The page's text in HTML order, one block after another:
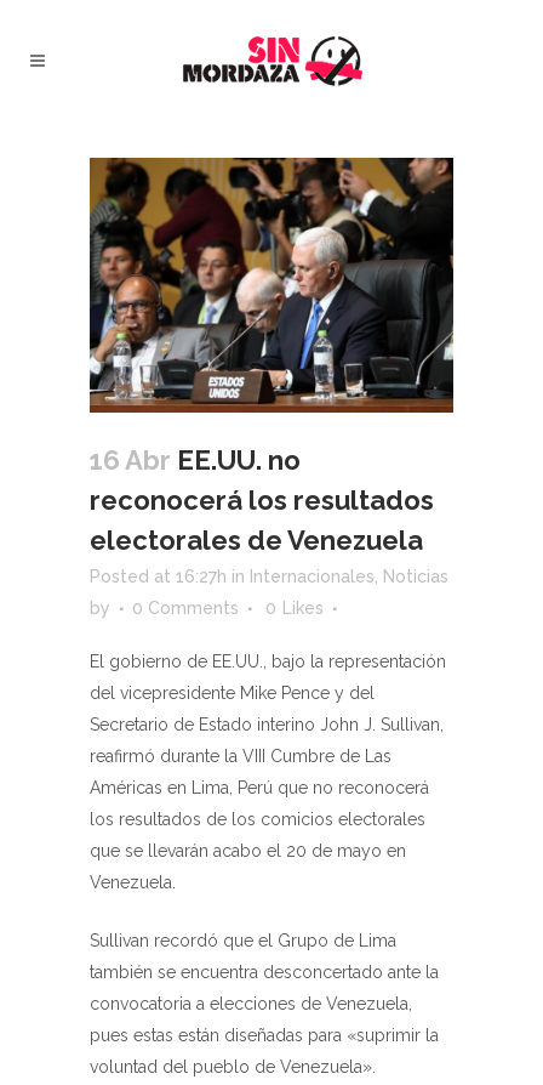
16 Abr EE.UU. no
reconocerá los resultados
electorales de Venezuela
Posted at 16:27h in Internacionales Noticias
by
0 Comments 0 Likes
El gobierno de EE.UU., bajo la representación
del vicepresidente Mike Pence y del
Secretario de Estado interino John J. Sullivan,
reafirmó durante la VIII Cumbre de Las
Américas en Lima, Perú que no reconocerá
los resultados de los comicios electorales
que se llevarán acabo el 20 de mayo en
Venezuela.
Sullivan recordó que el Grupo de Lima
también se encuentra desconcertado ante la
convocatoria a elecciones de Venezuela,
pues estas están diseñadas para «suprimir la
voluntad del pueblo de Venezuela».